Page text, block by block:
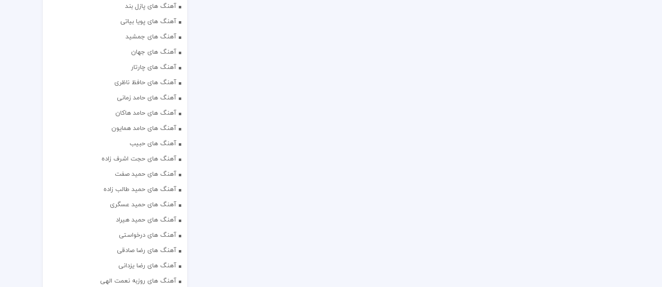
آهنگ های پازل بند
آهنگ های پویا بیاتی
آهنگ های جمشید
آهنگ های جهان
آهنگ های چارتار
آهنگ های حافظ ناظری
آهنگ های حامد زمانی
آهنگ های حامد هاکان
آهنگ های حامد همایون
آهنگ های حبیب
آهنگ های حجت اشرف زاده
آهنگ های حمید صفت
آهنگ های حمید طالب زاده
آهنگ های حمید عسگری
آهنگ های حمید هیراد
آهنگ های درخواستی
آهنگ های رضا صادقی
آهنگ های رضا یزدانی
آهنگ های روزبه نعمت الهی